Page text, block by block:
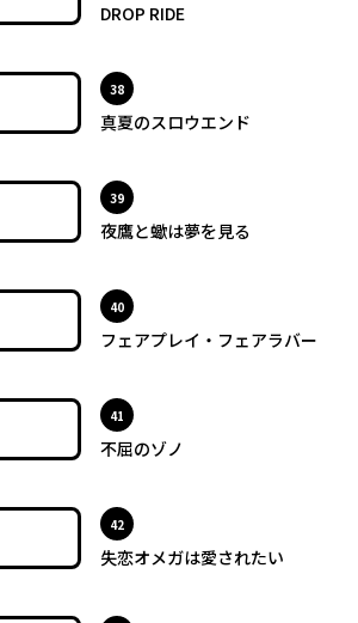
DROP RIDE
38位
真夏のスロウエンド
39位
夜鷹と蠍は夢を見る
40位
フェアプレイ・フェアラバー
41 位
不屈のゾノ
42位
失恋オメガは愛されたい